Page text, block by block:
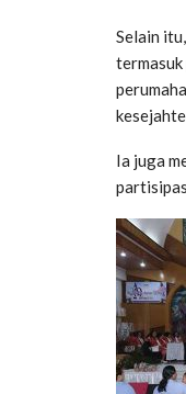
Selain
Ia juga